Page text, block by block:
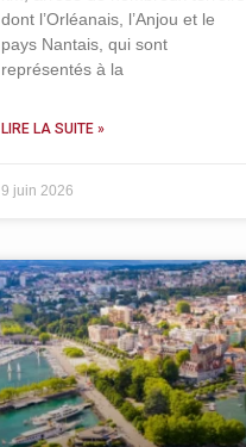
dont l’Orléanais, l’Anjou et le
pays Nantais, qui sont
représentés à la
LIRE LA SUITE »
9 juin 2026